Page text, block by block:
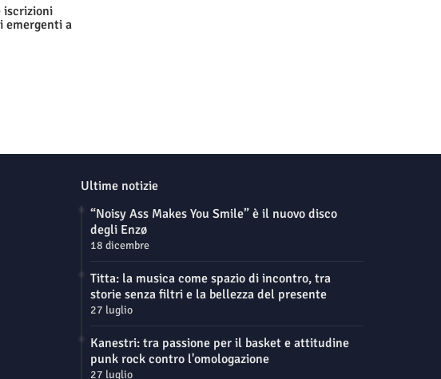
iscrizioni
emergenti a
Ultime notizie
“Noisy Ass Makes You Smile” è il nuovo disco
degli Enzø
18 dicembre
Titta: la musica come spazio di incontro, tra
storie senza filtri e la bellezza del presente
27 luglio
Kanestri: tra passione per il basket e attitudine
punk rock contro l'omologazione
27 luglio